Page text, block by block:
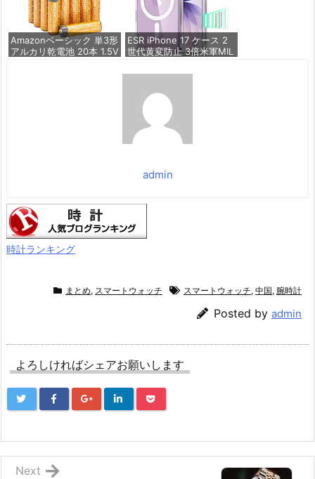
け簡単 iphone17フィルム
超クリア画
価格：¥1,260
Amazonベーシック 単3形
アルカリ乾電池 20本 1.5V
ESR iPhone 17 ケース 2
世代黄変防止 3倍米軍MIL
おん17用 カメラボタン付
ガードコーナー ワイヤレ
ス充電 耐衝撃 PC背面TP
Uバンパー 指紋防止 高耐
久性 マグネット
admin
時計ランキング
まとめ, スマートウォッチ スマートウォッチ, 中国, 腕時計
Posted by admin
よろしければシェアお願いします
Next